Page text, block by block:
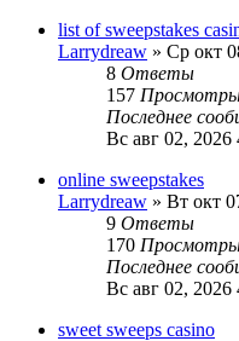
list of sweepstakes
Larrydreaw » Ср окт
8 Ответы
157
Последнее
Вс авг 02, 2026
online sweepstakes
Larrydreaw » Вт окт
9 Ответы
170
Последнее
Вс авг 02, 2026
sweet sweeps casino